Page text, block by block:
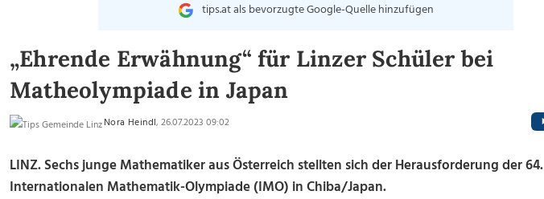
tips.at als bevorzugte Google-Quelle hinzufügen
„Ehrende Erwähnung“ für Linzer Schüler bei
Matheolympiade in Japan
Nora Heindl, 26.07.2023 09:02
LINZ. Sechs junge Mathematiker aus Österreich stellten sich der Herausforderung der 64.
Internationalen Mathematik-Olympiade (IMO) in Chiba/Japan.